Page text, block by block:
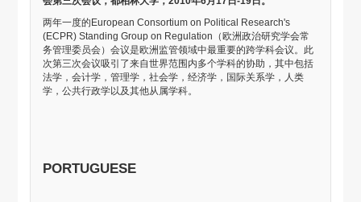
两年一度的 European Consortium on Political Research's
(ECPR) Standing Group on Regulation （欧洲政治研究学会常
务管理委员会）会议是欧洲监管领域中最重要的跨学科会议。此
次第三次会议吸引了来自世界范围内多个学科的协助，其中包括
法学，会计学，管理学，社会学，经济学，国际关系学，人类
学，公共行政学以及其他从属学科。
PORTUGUESE